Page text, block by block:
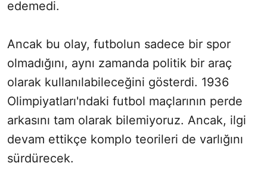
edemedi.
Ancak bu olay, futbolun sadece bir spor
olmadığını, aynı zamanda politik bir araç
olarak kullanılabileceğini gösterdi. 1936
Olimpiyatları'ndaki futbol maçlarının perde
arkasını tam olarak bilemiyoruz. Ancak, ilgi
devam ettikçe komplo teorileri de varlığını
sürdürecek.